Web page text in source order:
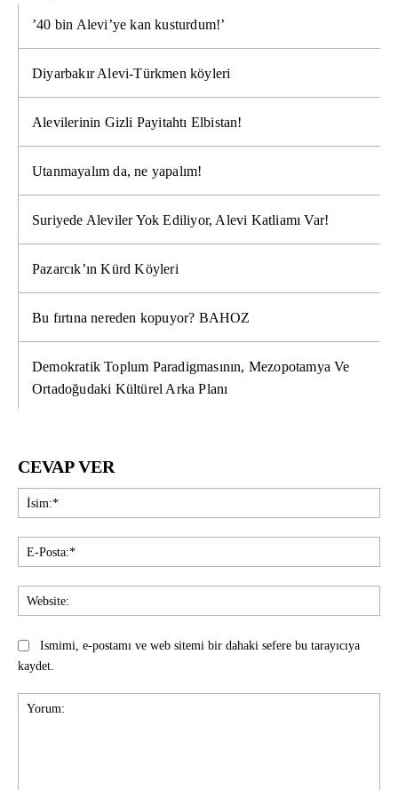
’40 bin Alevi’ye kan kusturdum!’
Diyarbakır Alevi-Türkmen köyleri
Alevilerinin Gizli Payitahtı Elbistan!
Utanmayalım da, ne yapalım!
Suriyede Aleviler Yok Ediliyor, Alevi Katliamı Var!
Pazarcık’ın Kürd Köyleri
Bu fırtına nereden kopuyor? BAHOZ
Demokratik Toplum Paradigmasının, Mezopotamya Ve
Ortadoğudaki Kültürel Arka Planı
CEVAP VER
Ismimi, e-postamı ve web sitemi bir dahaki sefere bu tarayıcıya
kaydet.